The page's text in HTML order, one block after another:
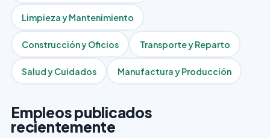
Limpieza y Mantenimiento
Construcción y Oficios Transporte y Reparto
Salud y Cuidados Manufactura y Producción
Empleos publicados
recientemente